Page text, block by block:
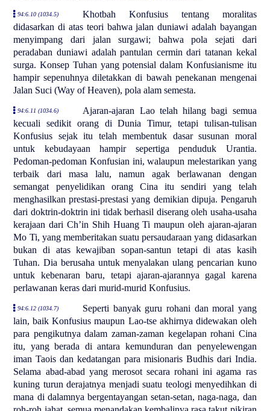
94:6.10 (1034.5)
Khotbah Konfusius tentang moralitas
didasarkan di atas teori bahwa jalan duniawi adalah bayangan
menyimpang dari jalan surgawi; bahwa pola sejati dari
peradaban duniawi adalah pantulan cermin dari tatanan kekal
surga. Konsep Tuhan yang potensial dalam Konfusianisme itu
hampir sepenuhnya diletakkan di bawah penekanan mengenai
Jalan Suci (Way of Heaven), pola alam semesta.
94:6.11 (1034.6)
Ajaran-ajaran Lao telah hilang bagi semua
kecuali sedikit orang di Dunia Timur, tetapi tulisan-tulisan
Konfusius sejak itu telah membentuk dasar susunan moral
untuk kebudayaan hampir sepertiga penduduk Urantia.
Pedoman-pedoman Konfusian ini, walaupun melestarikan yang
terbaik dari masa lalu, namun agak berlawanan dengan
semangat penyelidikan orang Cina itu sendiri yang telah
menghasilkan prestasi-prestasi yang demikian dipuja. Pengaruh
dari doktrin-doktrin ini tidak berhasil diserang oleh usaha-usaha
kerajaan dari Ch’in Shih Huang Ti maupun oleh ajaran-ajaran
Mo Ti, yang memberitakan suatu persaudaraan yang didasarkan
bukan di atas kewajiban sopan-santun tetapi di atas kasih
Tuhan. Dia berusaha untuk menyalakan ulang pencarian kuno
untuk kebenaran baru, tetapi ajaran-ajarannya gagal karena
perlawanan keras dari murid-murid Konfusius.
94:6.12 (1034.7)
Seperti banyak guru rohani dan moral yang
lain, baik Konfusius maupun Lao-tse akhirnya didewakan oleh
para pengikutnya dalam zaman-zaman kegelapan rohani Cina
itu, yang berada di antara kemunduran dan penyelewengan
iman Taois dan kedatangan para misionaris Budhis dari India.
Selama abad-abad yang merosot secara rohani ini agama ras
kuning turun derajatnya menjadi suatu teologi menyedihkan di
mana di dalamnya bergentayangan setan-setan, naga-naga, dan